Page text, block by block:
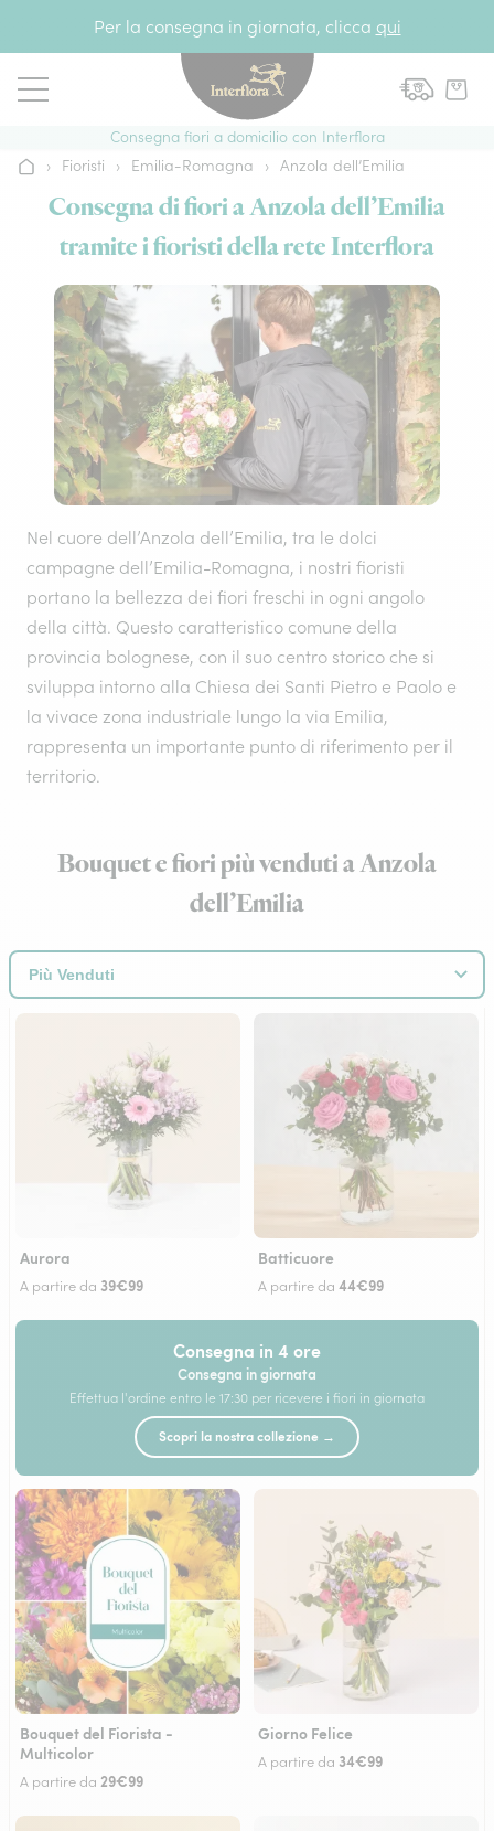
Per la consegna in giornata, clicca qui
Consegna fiori a domicilio con Interflora
Home› Fioristi › Emilia-Romagna › Anzola dell’Emilia
Consegna di fiori a Anzola dell’Emilia
tramite i fioristi della rete Interflora
Nel cuore dell’Anzola dell’Emilia, tra le dolci
campagne dell’Emilia-Romagna, i nostri fioristi
portano la bellezza dei fiori freschi in ogni angolo
della città. Questo caratteristico comune della
provincia bolognese, con il suo centro storico che si
sviluppa intorno alla Chiesa dei Santi Pietro e Paolo e
la vivace zona industriale lungo la via Emilia,
rappresenta un importante punto di riferimento per il
territorio.
Bouquet e fiori più venduti a Anzola
dell’Emilia
Aurora
A partire da 39€99
Batticuore
A partire da 44€99
Consegna in 4 ore
Consegna in giornata
Effettua l'ordine entro le 17:30 per ricevere i fiori in giornata
Scopri la nostra collezione →
Bouquet del Fiorista -
Multicolor
A partire da 29€99
Giorno Felice
A partire da 34€99